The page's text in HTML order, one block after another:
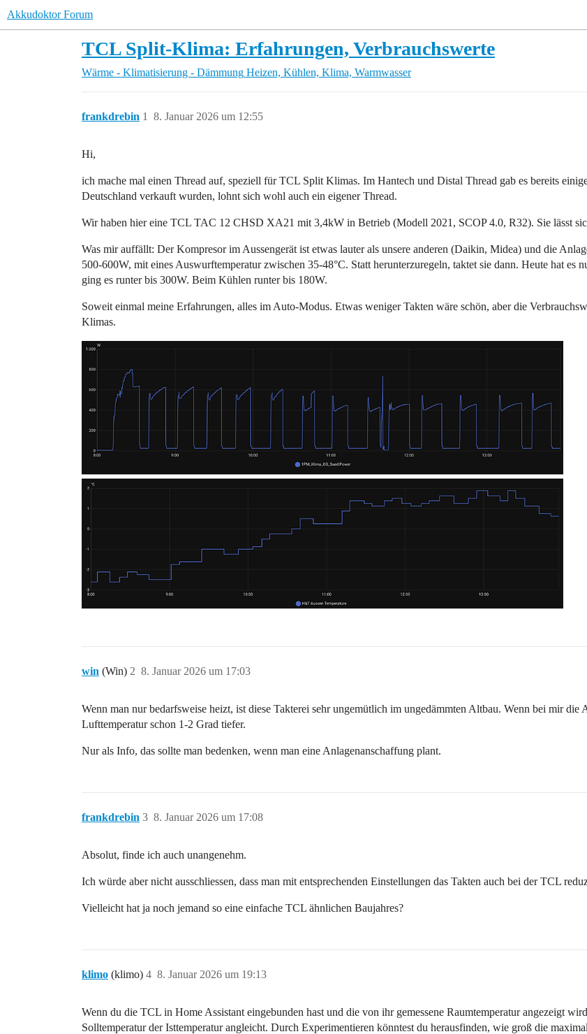
Akkudoktor Forum
TCL Split-Klima: Erfahrungen, Verbrauchswerte
Wärme - Klimatisierung - Dämmung Heizen, Kühlen, Klima, Warmwasser
frankdrebin 8. Januar 2026 um 12:55
1
Hi,
ich mache mal einen Thread auf, speziell für TCL Split Klimas. Im Hantech und Distal Thread gab es bereits
Deutschland verkauft wurden, lohnt sich wohl auch ein eigener Thread.
Wir haben hier eine TCL TAC 12 CHSD XA21 mit 3,4kW in Betrieb (Modell 2021, SCOP 4.0, R32). Sie lässt
Was mir auffällt: Der Kompresor im Aussengerät ist etwas lauter als unsere anderen (Daikin, Midea) und die
500-600W, mit eines Auswurftemperatur zwischen 35-48°C. Statt herunterzuregeln, taktet sie dann. Heute hat es
ging es runter bis 300W. Beim Kühlen runter bis 180W.
Soweit einmal meine Erfahrungen, alles im Auto-Modus. Etwas weniger Takten wäre schön, aber die
Klimas.
win (Win) 8. Januar 2026 um 17:03
2
Wenn man nur bedarfsweise heizt, ist diese Takterei sehr ungemütlich im ungedämmten Altbau. Wenn bei mir
Lufttemperatur schon 1-2 Grad tiefer.
Nur als Info, das sollte man bedenken, wenn man eine Anlagenanschaffung plant.
frankdrebin 8. Januar 2026 um 17:08
3
Absolut, finde ich auch unangenehm.
Ich würde aber nicht ausschliessen, dass man mit entsprechenden Einstellungen das Takten auch bei der TCL
Vielleicht hat ja noch jemand so eine einfache TCL ähnlichen Baujahres?
klimo (klimo) 8. Januar 2026 um 19:13
4
Wenn du die TCL in Home Assistant eingebunden hast und die von ihr gemessene Raumtemperatur angezeigt
Solltemperatur der Isttemperatur angleicht. Durch Experimentieren könntest du herausfinden, wie groß die